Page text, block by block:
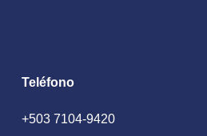
Teléfono
+503 7104-9420